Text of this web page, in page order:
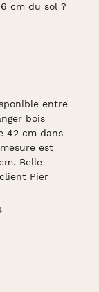
cm du sol ?
entre
bois
42 cm dans
est
Belle
Pier